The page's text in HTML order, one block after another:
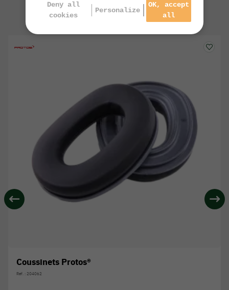
Coussinets Protos®
Réf. : 204062
Deny all
cookies
Personalize
OK, accept
all